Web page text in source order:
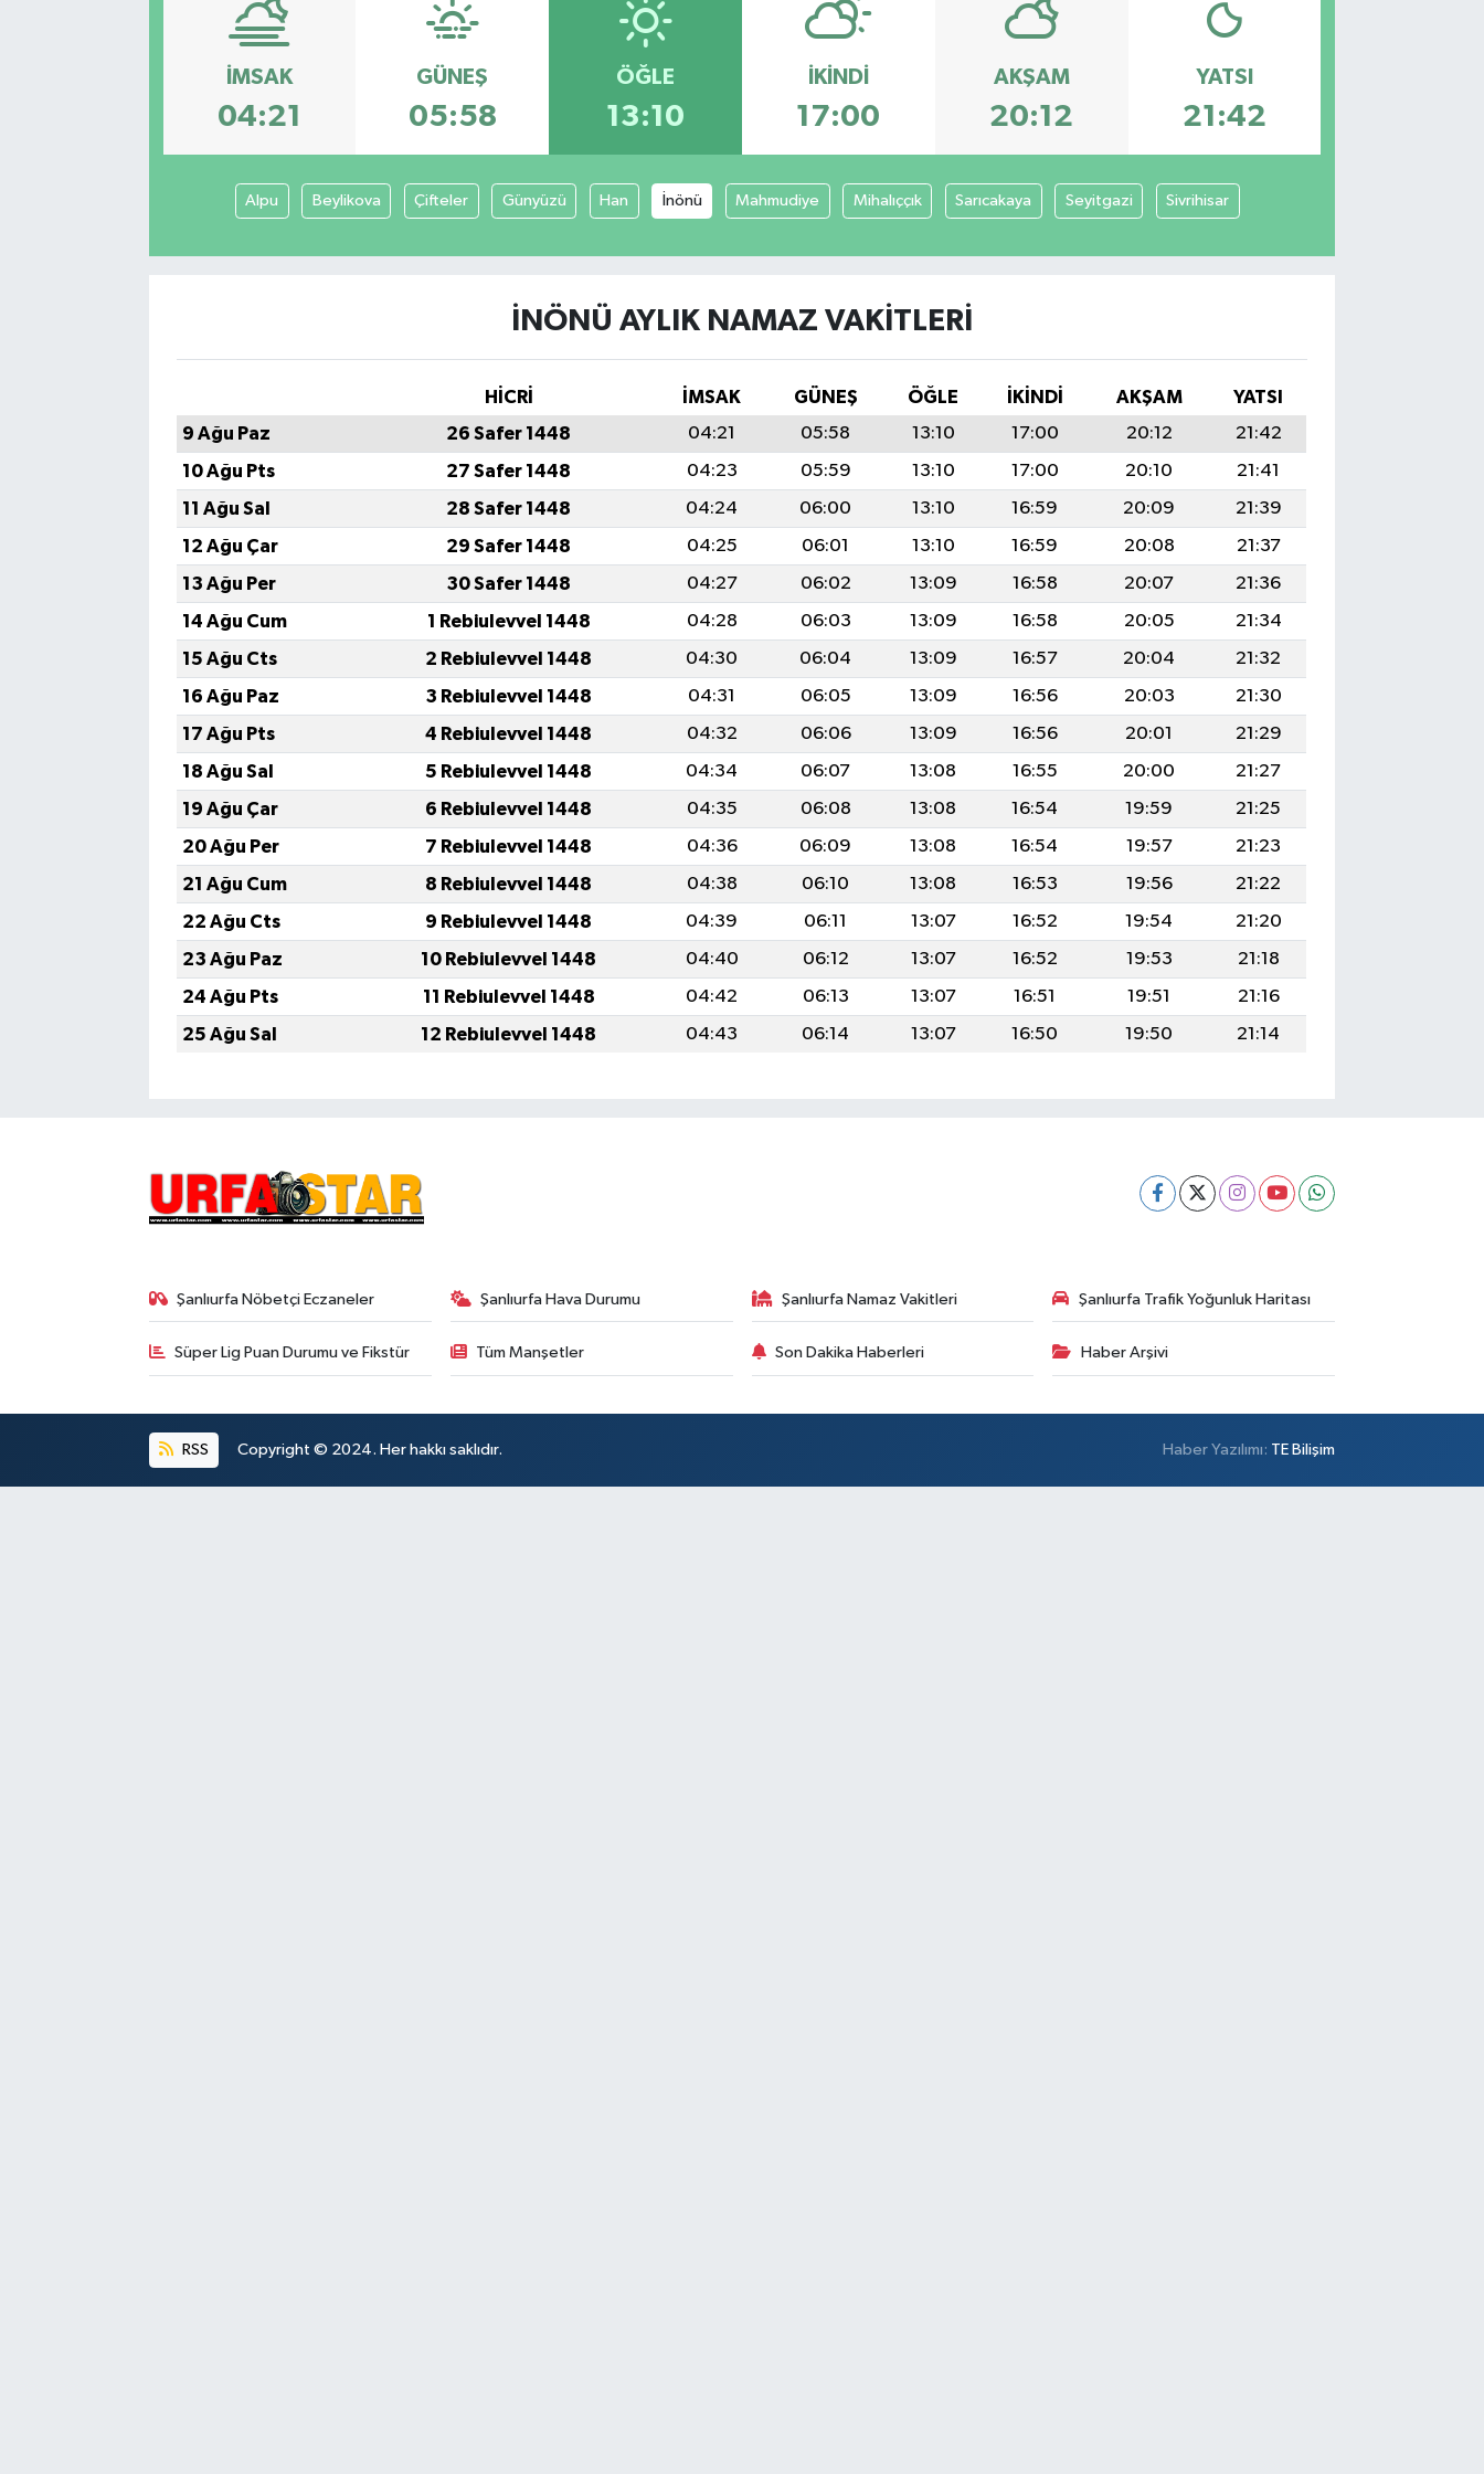
İMSAK
04:21
GÜNEŞ
05:58
ÖĞLE
13:10
İKINDI
17:00
AKŞAM
20:12
YATSI
21:42
Alpu Beylikova Çifteler Günyüzü Han İnönü Mahmudiye Mihalıççık Sarıcakaya Seyitgazi Sivrihisar
İNÖNÜ AYLIK NAMAZ VAKITLERI
HİCRİ İMSAK GÜNEŞ ÖĞLE İKINDI AKŞAM
YATSI
9 Ağu Paz
26 Safer 1448 04:21 05:58 13:10 17:00 20:12
21:42
10 Ağu Pts
27 Safer 1448 04:23 05:59 13:10 17:00 20:10
21:41
11 Ağu Sal
28 Safer 1448 04:24 06:00 13:10 16:59 20:09
21:39
12 Ağu Çar
29 Safer 1448 04:25 06:01 13:10 16:59 20:08
21:37
13 Ağu Per
30 Safer 1448 04:27 06:02 13:09 16:58 20:07
21:36
14 Ağu Cum
1 Rebiulevvel 1448 04:28 06:03 13:09 16:58 20:05
21:34
15 Ağu Cts
2 Rebiulevvel 1448 04:30 06:04 13:09 16:57 20:04
21:32
16 Ağu Paz
3 Rebiulevvel 1448 04:31 06:05 13:09 16:56 20:03
21:30
17 Ağu Pts
4 Rebiulevvel 1448 04:32 06:06 13:09 16:56 20:01
21:29
18 Ağu Sal
5 Rebiulevvel 1448 04:34 06:07 13:08 16:55 20:00
21:27
19 Ağu Çar
6 Rebiulevvel 1448 04:35 06:08 13:08 16:54 19:59
21:25
20 Ağu Per
7 Rebiulevvel 1448 04:36 06:09 13:08 16:54 19:57
21:23
21 Ağu Cum
8 Rebiulevvel 1448 04:38 06:10 13:08 16:53 19:56
21:22
22 Ağu Cts
9 Rebiulevvel 1448 04:39 06:11 13:07 16:52 19:54
21:20
23 Ağu Paz
10 Rebiulevvel 1448 04:40 06:12 13:07 16:52 19:53
21:18
24 Ağu Pts
11 Rebiulevvel 1448 04:42 06:13 13:07 16:51 19:51
21:16
25 Ağu Sal
12 Rebiulevvel 1448 04:43 06:14 13:07 16:50 19:50 21:14
Şanlıurfa Nöbetçi Eczaneler Şanlıurfa Hava Durumu Şanlıurfa Namaz Vakitleri Şanlıurfa Trafik Yoğunluk Haritası
Süper Lig Puan Durumu ve Fikstür Tüm Manşetler Son Dakika Haberleri Haber Arşivi
RSS Copyright © 2024. Her hakkı saklıdır. Haber Yazılımı: TE Bilişim